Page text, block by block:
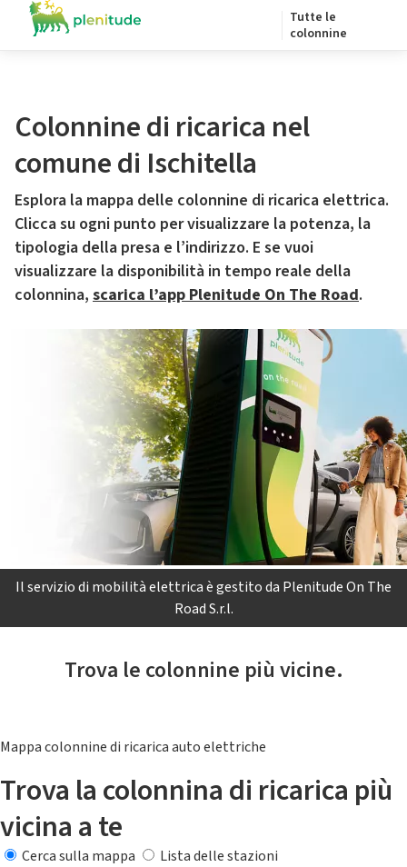
Tutte le
colonnine
Colonnine di ricarica nel
comune di Ischitella
Esplora la mappa delle colonnine di ricarica elettrica.
Clicca su ogni punto per visualizzare la potenza, la
tipologia della presa e l’indirizzo. E se vuoi
visualizzare la disponibilità in tempo reale della
colonnina, scarica l’app Plenitude On The Road.
Il servizio di mobilità elettrica è gestito da Plenitude On The
Road S.r.l.
Trova le colonnine più vicine.
Mappa colonnine di ricarica auto elettriche
Trova la colonnina di ricarica più
vicina a te
Cerca sulla mappa
Lista delle stazioni